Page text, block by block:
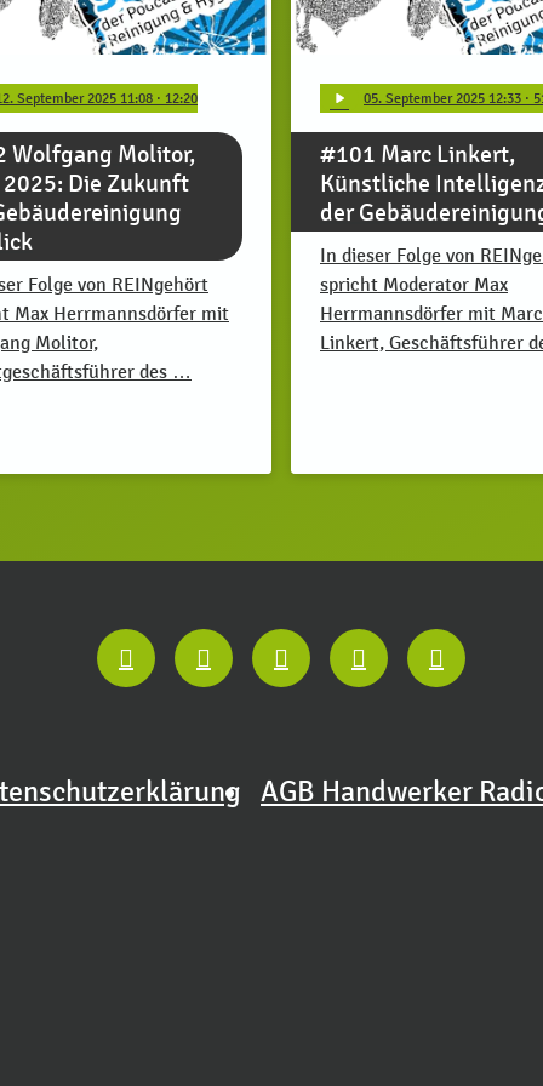
. September 2025 11:08 · 12:20
Wolfgang Molitor,
2025: Die Zukunft
Folge von REINgehört
Max Herrmannsdörfer mit
Molitor,
des …
play_arrow 05. September 2025 12:33 ·
#101 Marc Linkert,
Künstliche
der
In dieser Folge von
spricht Moderator Max
Herrmannsdörfer mit Marc
Linkert, Geschäftsführer
AGB Handwerker